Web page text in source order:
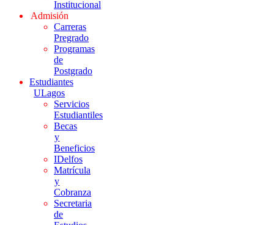
Institucional
Admisión
Carreras
Pregrado
Programas
de
Postgrado
Estudiantes
ULagos
Servicios
Estudiantiles
Becas
y
Beneficios
IDelfos
Matrícula
y
Cobranza
Secretaria
de